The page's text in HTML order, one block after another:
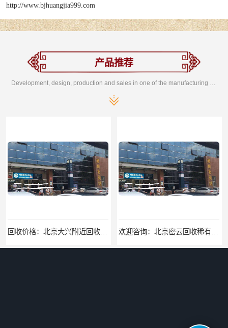
http://www.bjhuangjia999.com
产品推荐